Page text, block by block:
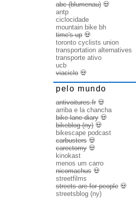
abc (blumenau) 💀
antp
ciclocidade
mountain bike bh
time's up 💀
toronto cyclists union
transportation alternatives
transporte ativo
ucb
viaciclo 💀
pelo mundo
antivoitures.fr 💀
arriba e la chancha
bike lane diary 💀
bikeblog (ny) 💀
bikescape podcast
carbusters 💀
carectomy 💀
kinokast
menos um carro
nicomachus 💀
streetfilms
streets are for people 💀
streetsblog (ny)